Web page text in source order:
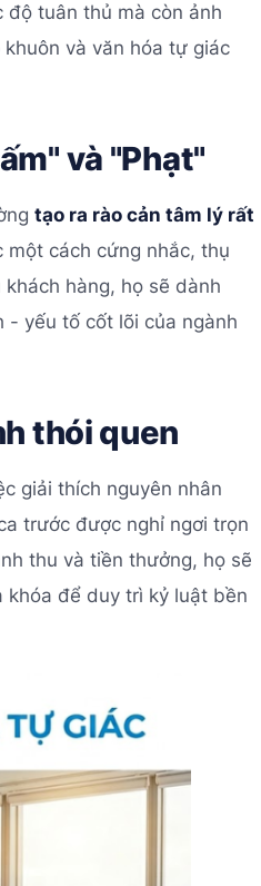
độ tuân thủ mà còn ảnh
và văn hóa tự giác
và "Phạt"
tạo ra rào cản tâm lý rất
một cách cứng nhắc, thụ
hàng, họ sẽ dành
- yếu tố cốt lõi của ngành
thói quen
giải thích nguyên nhân
trước được nghỉ ngơi trọn
thu và tiền thưởng, họ sẽ
khóa để duy trì kỷ luật bền